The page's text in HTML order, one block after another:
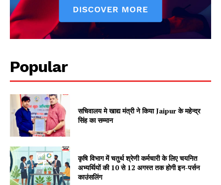
Jagruk Janta
Popular
सचिवालय मे खाद्य मंत्री ने किया Jaipur के महेन्द्र
सिंह का सम्मान
कृषि विभाग में चतुर्थ श्रेणी कर्मचारी के लिए चयनित
अभ्यर्थियों की 10 से 12 अगस्त तक होगी इन-पर्सन
काउंसलिंग